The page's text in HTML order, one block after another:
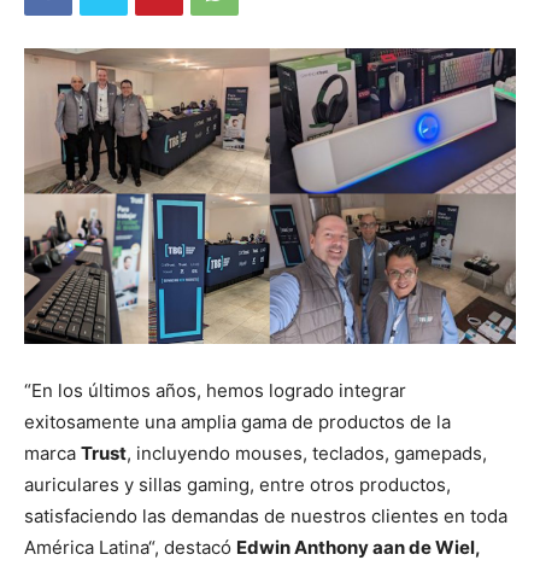
“En los últimos años, hemos logrado integrar
exitosamente una amplia gama de productos de la
marca Trust, incluyendo mouses, teclados, gamepads,
auriculares y sillas gaming, entre otros productos,
satisfaciendo las demandas de nuestros clientes en toda
América Latina“, destacó Edwin Anthony aan de Wiel,